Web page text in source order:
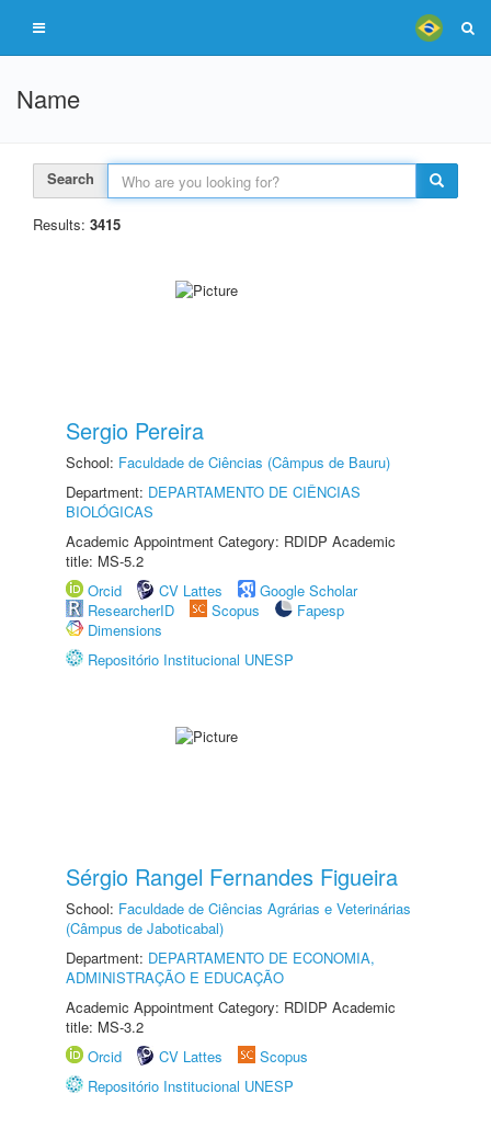
Name
Search
Results: 3415
Sergio Pereira
School: Faculdade de Ciências (Câmpus de Bauru)
Department: DEPARTAMENTO DE CIÊNCIAS
BIOLÓGICAS
Academic Appointment Category: RDIDP Academic
title: MS-5.2
Orcid
CV Lattes
Google Scholar
ResearcherID
Scopus
Fapesp
Dimensions
Repositório Institucional UNESP
Sérgio Rangel Fernandes Figueira
School: Faculdade de Ciências Agrárias e Veterinárias
(Câmpus de Jaboticabal)
Department: DEPARTAMENTO DE ECONOMIA,
ADMINISTRAÇÃO E EDUCAÇÃO
Academic Appointment Category: RDIDP Academic
title: MS-3.2
Orcid
CV Lattes
Scopus
Repositório Institucional UNESP